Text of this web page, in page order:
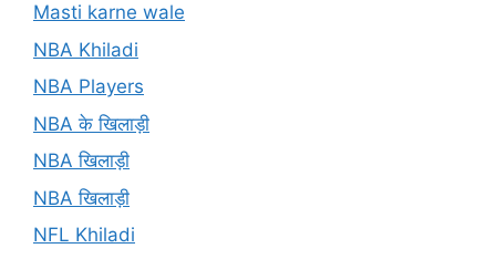
Masti karne wale
NBA Khiladi
NBA Players
NBA के खिलाड़ी
NBA खिलाड़ी
NBA खिलाड़ी
NFL Khiladi